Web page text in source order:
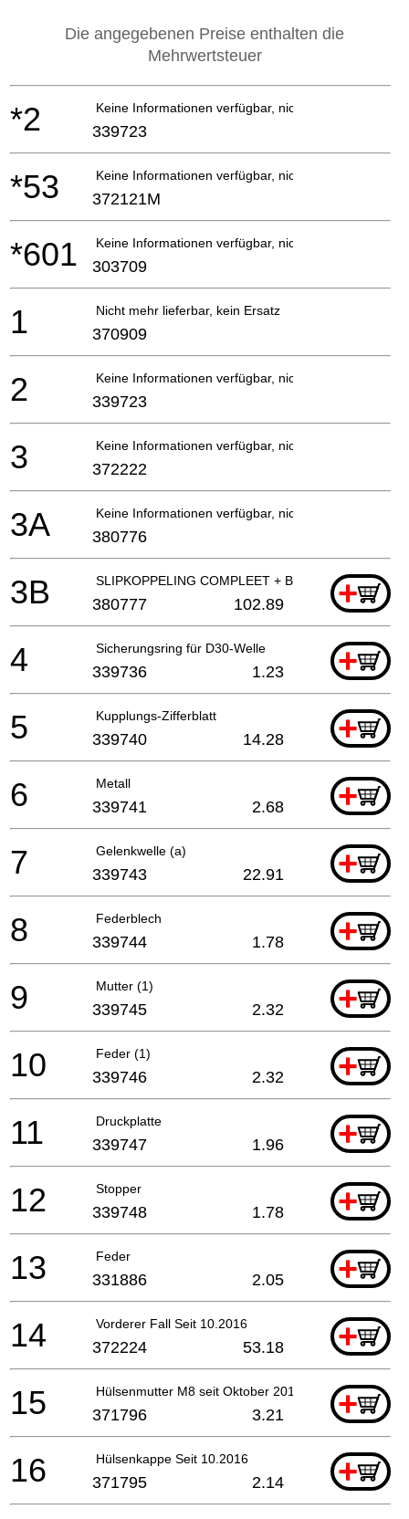
Die angegebenen Preise enthalten die
Mehrwertsteuer
Keine Informationen verfügbar, nicht bestellbar
*2 339723
Keine Informationen verfügbar, nicht bestellbar
*53 372121M
Keine Informationen verfügbar, nicht bestellbar
*601 303709
Nicht mehr lieferbar, kein Ersatz
1 370909
Keine Informationen verfügbar, nicht bestellbar
2 339723
Keine Informationen verfügbar, nicht bestellbar
3 372222
Keine Informationen verfügbar, nicht bestellbar
3A 380776
SLIPKOPPELING COMPLEET + BOORKOP (OUD
+
3B 380777 102.89
Sicherungsring für D30-Welle +
4 339736 1.23
Kupplungs-Zifferblatt +
5 339740 14.28
Metall +
6 339741 2.68
Gelenkwelle (a) +
7 339743 22.91
Federblech +
8 339744 1.78
Mutter (1) +
9 339745 2.32
Feder (1) +
10 339746 2.32
Druckplatte +
11 339747 1.96
Stopper +
12 339748 1.78
Feder +
13 331886 2.05
Vorderer Fall Seit 10.2016 +
14 372224 53.18
Hülsenmutter M8 seit Oktober 2016 +
15 371796 3.21
Hülsenkappe Seit 10.2016 +
16 371795 2.14